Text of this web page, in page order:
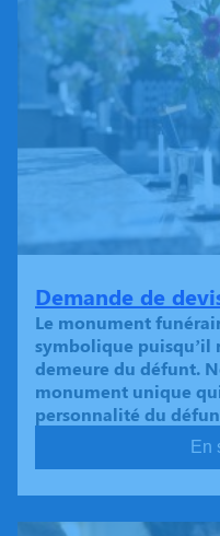
Demande de
Le monument
symbolique puisqu’il
demeure du défunt.
monument unique
personnalité du
En